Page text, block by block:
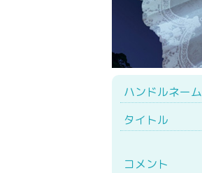
ハンドルネーム
タイトル
コメント